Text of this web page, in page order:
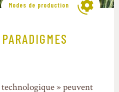
Modes de production
» peuvent